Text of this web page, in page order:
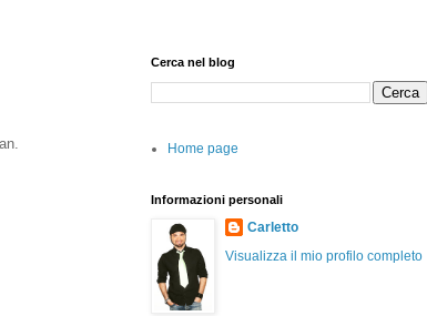
Cerca nel blog
Home page
Informazioni personali
Carletto
Visualizza il mio profilo completo